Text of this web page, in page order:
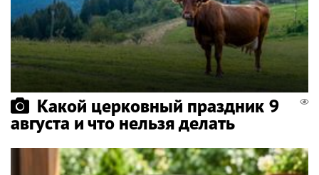
Какой церковный праздник 9
августа и что нельзя делать